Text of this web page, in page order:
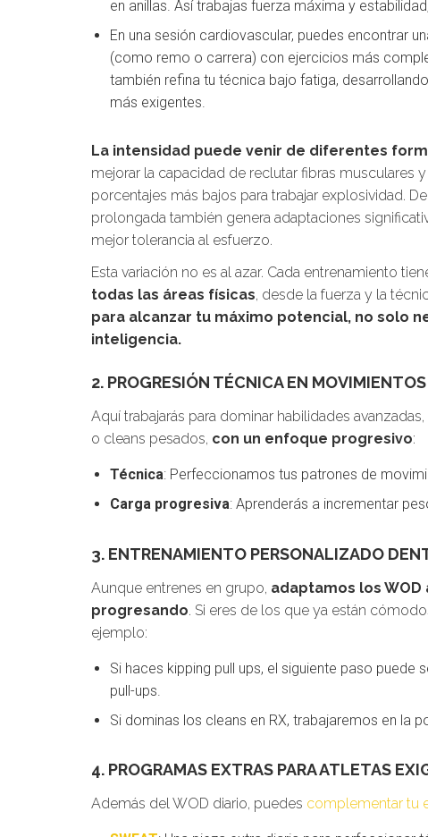
en anillas. Así trabajas fuerza máxima y
En una sesión cardiovascular, puedes encontrar
(como remo o carrera) con ejercicios más
también refina tu técnica bajo fatiga,
más exigentes.
La intensidad puede venir de diferentes
mejorar la capacidad de reclutar fibras musculares
porcentajes más bajos para trabajar explosividad.
prolongada también genera adaptaciones
mejor tolerancia al esfuerzo.
Esta variación no es al azar. Cada entrenamiento
todas las áreas físicas, desde la fuerza y la
para alcanzar tu máximo potencial, no solo
inteligencia.
2. PROGRESIÓN TÉCNICA EN
Aquí trabajarás para dominar habilidades
o cleans pesados, con un enfoque progresivo:
Técnica: Perfeccionamos tus patrones de
Carga progresiva: Aprenderás a incrementar
3. ENTRENAMIENTO PERSONALIZADO
Aunque entrenes en grupo, adaptamos los
progresando. Si eres de los que ya están
ejemplo:
Si haces kipping pull ups, el siguiente paso
pull-ups.
Si dominas los cleans en RX, trabajaremos en la
4. PROGRAMAS EXTRAS PARA ATLETAS
Además del WOD diario, puedes complementar tu